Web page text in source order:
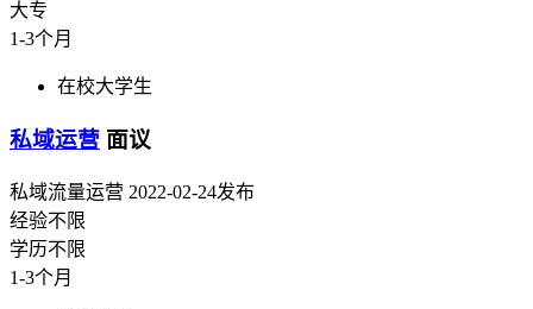
大专
1-3个月
在校大学生
私域运营 面议
私域流量运营 2022-02-24发布
经验不限
学历不限
1-3个月